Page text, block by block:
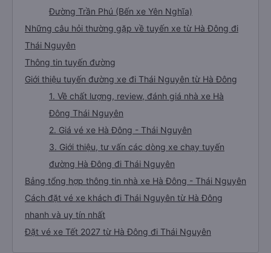
Đường Trần Phú (Bến xe Yên Nghĩa)
Những câu hỏi thường gặp về tuyến xe từ Hà Đông đi
Thái Nguyên
Thông tin tuyến đường
Giới thiệu tuyến đường xe đi Thái Nguyên từ Hà Đông
1. Về chất lượng, review, đánh giá nhà xe Hà
Đông Thái Nguyên
2. Giá vé xe Hà Đông - Thái Nguyên
3. Giới thiệu, tư vấn các dòng xe chạy tuyến
đường Hà Đông đi Thái Nguyên
Bảng tổng hợp thông tin nhà xe Hà Đông - Thái Nguyên
Cách đặt vé xe khách đi Thái Nguyên từ Hà Đông
nhanh và uy tín nhất
Đặt vé xe Tết 2027 từ Hà Đông đi Thái Nguyên